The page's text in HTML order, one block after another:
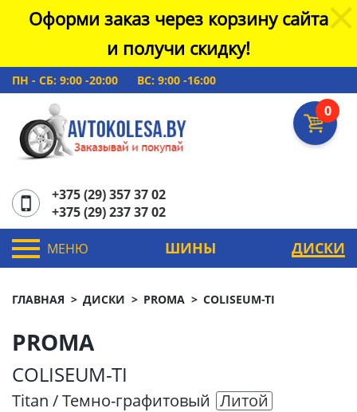
Оформи заказ через корзину сайта
и получи скидку!
ПН - СБ: 9:00 -20:00 ВС: 9:00 -16:00
0
+375 (29) 357 37 02
+375 (29) 237 37 02
МЕНЮ ШИНЫ ДИСКИ
ГЛАВНАЯ ДИСКИ PROMA COLISEUM-TI
PROMA
COLISEUM-TI
Titan / Темно-графитовый Литой